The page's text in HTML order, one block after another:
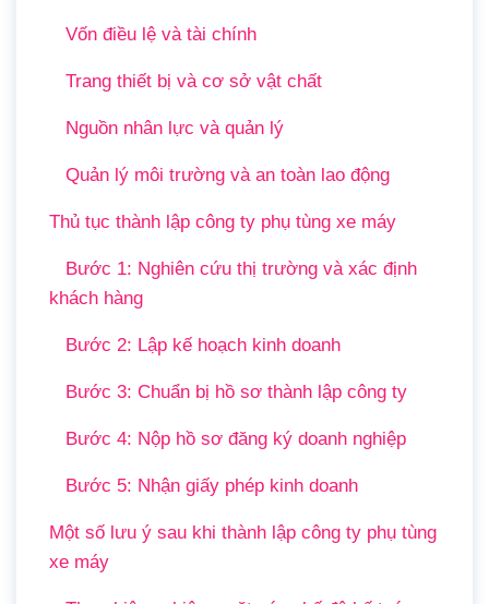
Vốn điều lệ và tài chính
Trang thiết bị và cơ sở vật chất
Nguồn nhân lực và quản lý
Quản lý môi trường và an toàn lao động
Thủ tục thành lập công ty phụ tùng xe máy
Bước 1: Nghiên cứu thị trường và xác định
khách hàng
Bước 2: Lập kế hoạch kinh doanh
Bước 3: Chuẩn bị hồ sơ thành lập công ty
Bước 4: Nộp hồ sơ đăng ký doanh nghiệp
Bước 5: Nhận giấy phép kinh doanh
Một số lưu ý sau khi thành lập công ty phụ tùng
xe máy